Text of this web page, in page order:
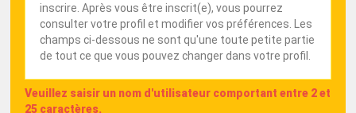
inscrire. Après vous être inscrit(e), vous pourrez
consulter votre profil et modifier vos préférences. Les
champs ci-dessous ne sont qu'une toute petite partie
de tout ce que vous pouvez changer dans votre profil.
Veuillez saisir un nom d'utilisateur comportant entre 2 et
25 caractères.